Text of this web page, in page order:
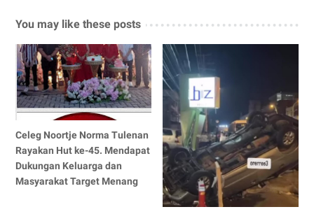
You may like these posts
Celeg Noortje Norma Tulenan
Rayakan Hut ke-45. Mendapat
Dukungan Keluarga dan
Masyarakat Target Menang